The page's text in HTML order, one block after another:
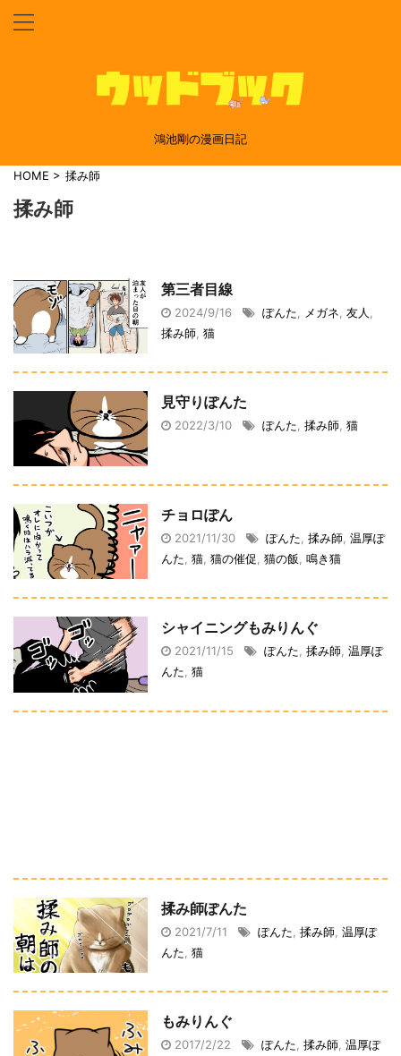
鴻池剛の漫画日記
HOME > 揉み師
揉み師
第三者目線
2024/9/16 ぽんた メガネ 友人
揉み師 猫
見守りぽんた
2022/3/10 ぽんた 揉み師 猫
チョロぽん
2021/11/30 ぽんた 揉み師 温厚ぽ
んた 猫 猫の催促 猫の飯 鳴き猫
シャイニングもみりんぐ
2021/11/15 ぽんた, 揉み師, 温厚ぽ
んた, 猫
揉み師ぽんた
2021/7/11 ぽんた 揉み師 温厚ぽ
んた 猫
もみりんぐ
2017/2/22 ぽんた 揉み師 温厚ぽ